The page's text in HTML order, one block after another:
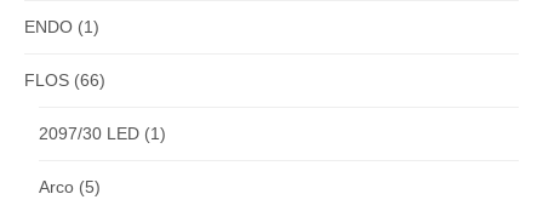
ENDO (1)
FLOS (66)
2097/30 LED (1)
Arco (5)